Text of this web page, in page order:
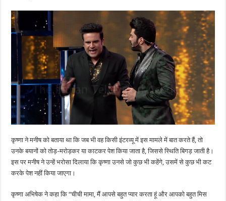
कृष्णा ने मनीष को बताया था कि जब भी वह किसी इंटरव्यू में इस मामले में बात करते हैं, तो
उनके बयानों को तोड़-मरोड़कर या काटकर पेश किया जाता है, जिससे स्थिति बिगड़ जाती है।
इस पर मनीष ने उन्हें भरोसा दिलाया कि कृष्णा उनसे जो कुछ भी कहेंगे, उसमें से कुछ भी कट
करके पेश नहीं किया जाएगा।
कृष्णा अभिषेक ने कहा कि “चीची मामा, मैं आपसे बहुत प्यार करता हूं और आपको बहुत मिस